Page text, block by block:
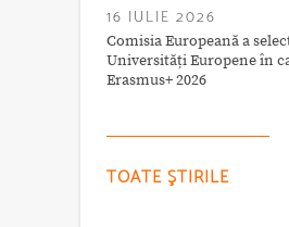
16 IULIE 2026
Comisia Europeană a
Universități Europene în
Erasmus+ 2026
TOATE ŞTIRILE